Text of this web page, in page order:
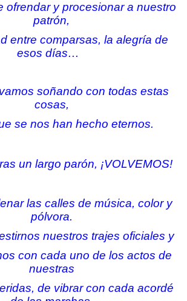
ofrendar y procesionar a nuestro
patrón,
entre comparsas, la alegría de
esos días…
soñando con todas estas
cosas,
se nos han hecho eternos.
un largo parón, ¡VOLVEMOS!
las calles de música, color y
pólvora.
nuestros trajes oficiales y
con cada uno de los actos de
nuestras
de vibrar con cada acordé